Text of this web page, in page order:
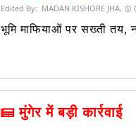
Edited By: MADAN KISHORE JHA,
भूमि माफियाओं पर सख्ती तय,
मुंगेर में बड़ी कार्रवाई